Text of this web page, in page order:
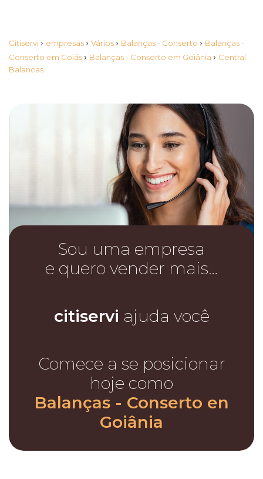
Citiservi › empresas › Vários › Balanças - Conserto › Balanças -
Conserto em Goiás › Balanças - Conserto em Goiânia › Central
Balancas
Sou uma empresa
e quero vender mais…
citiservi ajuda você
Comece a se posicionar
hoje como
Balanças - Conserto en
Goiânia